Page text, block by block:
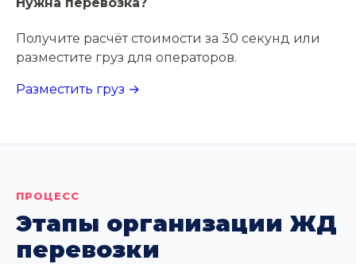
Получите расчёт стоимости за 30 секунд или
разместите груз для операторов.
Разместить груз →
ПРОЦЕСС
Этапы организации ЖД
перевозки